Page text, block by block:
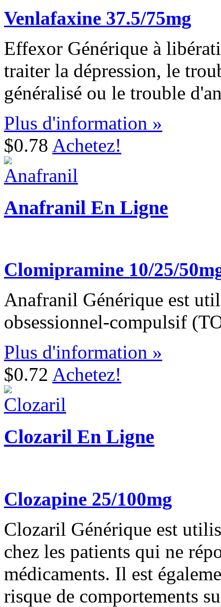
Venlafaxine 37.5/75mg
Effexor Générique à
traiter la dépression, le
généralisé ou le trouble
Plus d'information »
$0.78 Achetez!
Anafranil En Ligne
Clomipramine 10/25/
Anafranil Générique est
obsessionnel-compulsif
Plus d'information »
$0.72 Achetez!
Clozaril En Ligne
Clozapine 25/100mg
Clozaril Générique est
chez les patients qui ne
médicaments. Il est
risque de comportements